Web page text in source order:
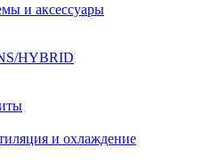
и аксессуары
HYBRID
и охлаждение